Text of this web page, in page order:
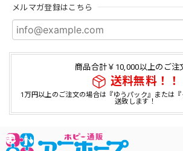
メルマガ登録はこちら
商品合計￥10,000以上のご注
送料無料！！
1万円以上のご注文の場合は『ゆうパック』または
送致します！